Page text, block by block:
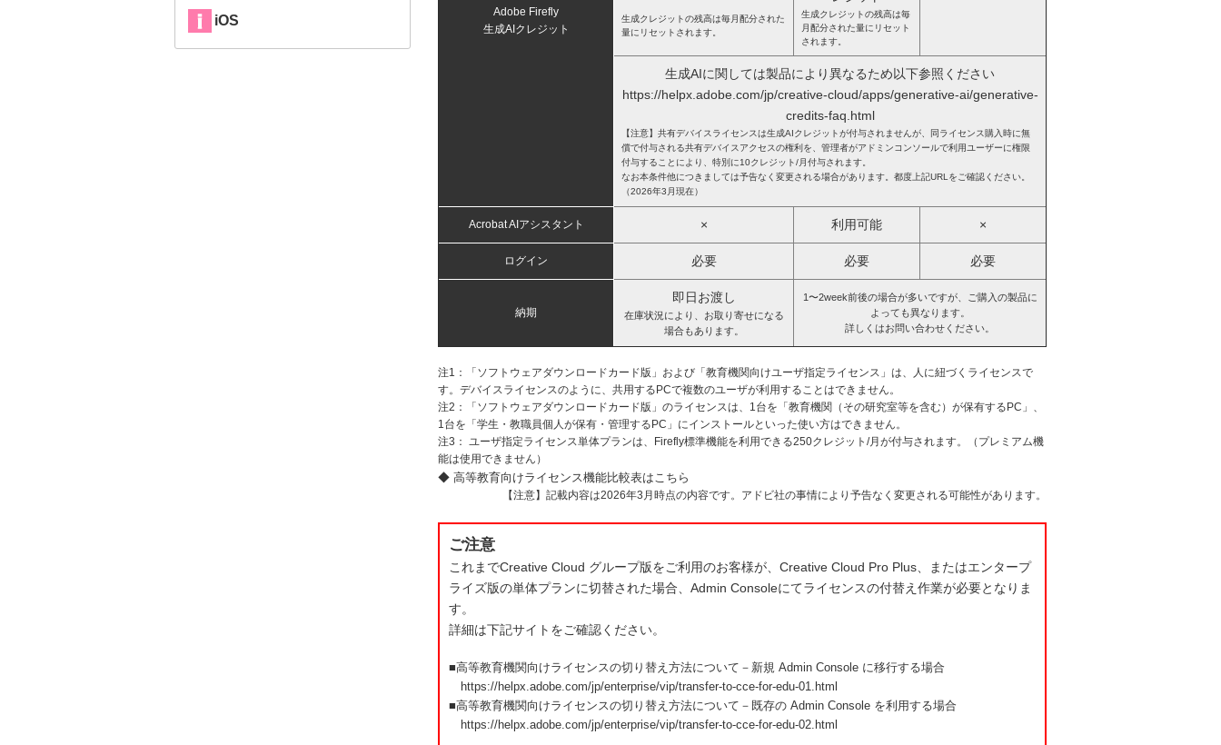
Adobe Firefly
生成AIクレジット
生成クレジットの残高は毎月配分された
量にリセットされます。
生成クレジットの残高は毎
月配分された量にリセット
されます。
生成AIに関しては製品により異なるため以下参照ください
https://helpx.adobe.com/jp/creative-cloud/apps/generative-ai/generative-
credits-faq.html
【注意】共有デバイスライセンスは生成AIクレジットが付与されませんが、同ライセンス購入時に無
償で付与される共有デバイスアクセスの権利を、管理者がアドミンコンソールで利用ユーザーに権限
付与することにより、特別に10クレジット/月付与されます。
なお本条件他につきましては予告なく変更される場合があります。都度上記URLをご確認ください。
（2026年3月現在）
Acrobat AIアシスタント × 利用可能 ×
ログイン 必要 必要 必要
納期
即日お渡し
在庫状況により、お取り寄せになる
場合もあります。
1〜2week前後の場合が多いですが、ご購入の製品に
よっても異なります。
詳しくはお問い合わせください。
注1：「ソフトウェアダウンロードカード版」および「教育機関向けユーザ指定ライセンス」は、人に紐づくライセンスで
す。デバイスライセンスのように、共用するPCで複数のユーザが利用することはできません。
注2：「ソフトウェアダウンロードカード版」のライセンスは、1台を「教育機関（その研究室等を含む）が保有するPC」、
1台を「学生・教職員個人が保有・管理するPC」にインストールといった使い方はできません。
注3： ユーザ指定ライセンス単体プランは、Firefly標準機能を利用できる250クレジット/月が付与されます。（プレミアム機
能は使用できません）
◆ 高等教育向けライセンス機能比較表はこちら
【注意】記載内容は2026年3月時点の内容です。アドビ社の事情により予告なく変更される可能性があります。
ご注意
これまでCreative Cloud グループ版をご利用のお客様が、Creative Cloud Pro Plus、またはエンタープ
ライズ版の単体プランに切替された場合、Admin Consoleにてライセンスの付替え作業が必要となりま
す。
詳細は下記サイトをご確認ください。
■高等教育機関向けライセンスの切り替え方法について－新規 Admin Console に移行する場合
https://helpx.adobe.com/jp/enterprise/vip/transfer-to-cce-for-edu-01.html
■高等教育機関向けライセンスの切り替え方法について－既存の Admin Console を利用する場合
https://helpx.adobe.com/jp/enterprise/vip/transfer-to-cce-for-edu-02.html
iOS